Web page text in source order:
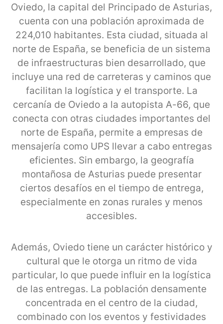
Oviedo, la capital del Principado de Asturias,
cuenta con una población aproximada de
224,010 habitantes. Esta ciudad, situada al
norte de España, se beneficia de un sistema
de infraestructuras bien desarrollado, que
incluye una red de carreteras y caminos que
facilitan la logística y el transporte. La
cercanía de Oviedo a la autopista A-66, que
conecta con otras ciudades importantes del
norte de España, permite a empresas de
mensajería como UPS llevar a cabo entregas
eficientes. Sin embargo, la geografía
montañosa de Asturias puede presentar
ciertos desafíos en el tiempo de entrega,
especialmente en zonas rurales y menos
accesibles.
Además, Oviedo tiene un carácter histórico y
cultural que le otorga un ritmo de vida
particular, lo que puede influir en la logística
de las entregas. La población densamente
concentrada en el centro de la ciudad,
combinado con los eventos y festividades